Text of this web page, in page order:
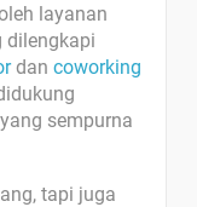
layanan
dilengkapi
dan coworking
sempurna
tapi juga